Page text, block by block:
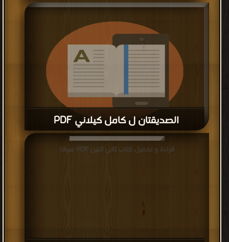
الصديقتان ل كامل كيلاني PDF
قراءة و تحميل كتاب الصديقتان ل كامل كيلاني PDF مجانا
قراءة و تحميل كتاب ثانى اثنين PDF مجانا